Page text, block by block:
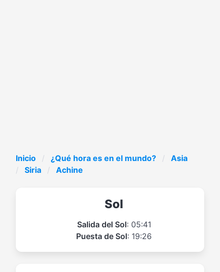
Inicio ¿Qué hora es en el mundo?
Asia
Siria
Achine
Sol
Salida del Sol: 05:41
Puesta de Sol: 19:26